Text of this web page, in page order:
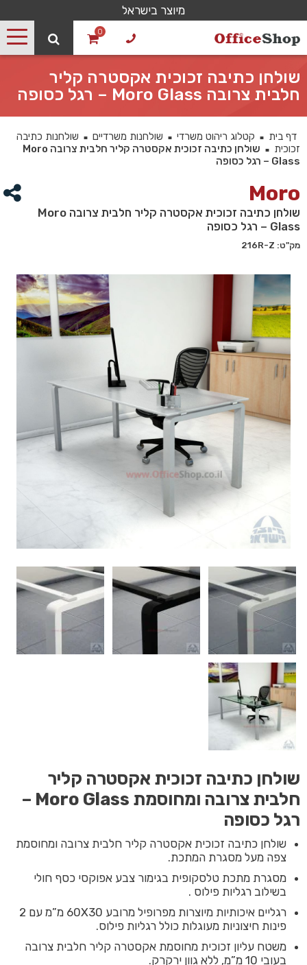
מיוצר בישראל
0
שולחן כתיבה זכוכית אקסטרה קליר
חלבית צרובה Moro Glass – רגל כסופה
דף בית ■ קטלוג ריהוט משרדי ■ שולחנות משרדיים ■
שולחנות כתיבה
זכוכית
■
שולחן כתיבה זכוכית אקסטרה קליר חלבית צרובה Moro
Glass – רגל כסופה
Moro
שולחן כתיבה זכוכית אקסטרה קליר חלבית צרובה Moro
Glass – רגל כסופה
מק"ט: 216R-Z
שולחן כתיבה זכוכית אקסטרה קליר
חלבית צרובה ומחוסמת Moro Glass –
רגל כסופה
שולחן כתיבה זכוכית אקסטרה קליר חלבית צרובה ומחוסמת
צפה מעל מסגרת המתכת.
מסגרת מתכת טלסקופית בגימור צבע אפוקסי כסף חולי
בשילוב רגליות פילוס .
רגליים איכותיות מיוצרות מפרופיל מרובע 60X30 מ”מ עם 2
פינות חיצוניות מעוגלות כולל רגליות פילוס.
משטח עליון זכוכית מחוסמת אקסטרה קליר חלבית צרובה
בעובי 10 מ”מ, ללא גוון ירקרק.